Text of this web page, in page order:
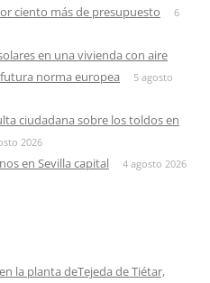
ciento más de presupuesto
6
en una vivienda con aire
norma europea
5 agosto
ciudadana sobre los toldos en
2026
en Sevilla capital 4 agosto 2026
la planta deTejeda de Tiétar,